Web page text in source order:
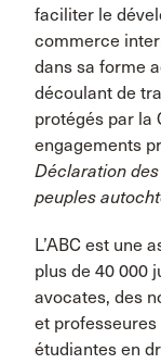
faciliter le
commerce
dans sa forme
découlant de
protégés par la
engagements
Déclaration
peuples
L’ABC est une
plus de 40 000
avocates, des
et
étudiantes en